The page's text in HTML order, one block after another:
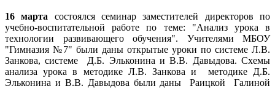
16 марта состоялся семинар заместителей директоров по
учебно-воспитательной работе по теме: "Анализ урока в
технологии развивающего обучения". Учителями МБОУ
"Гимназия №7" были даны открытые уроки по системе Л.В.
Занкова, системе Д.Б. Эльконина и В.В. Давыдова. Схемы
анализа урока в методике Л.В. Занкова и методике Д.Б.
Эльконина и В.В. Давыдова были даны Раицкой Галиной